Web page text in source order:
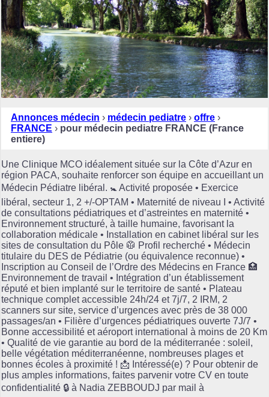
Annonces médecin › médecin pediatre › offre ›
FRANCE › pour médecin pediatre FRANCE (France
entiere)
Une Clinique MCO idéalement située sur la Côte d’Azur en
région PACA, souhaite renforcer son équipe en accueillant un
Médecin Pédiatre libéral. 🚼 Activité proposée • Exercice
libéral, secteur 1, 2 +/-OPTAM • Maternité de niveau I • Activité
de consultations pédiatriques et d’astreintes en maternité •
Environnement structuré, à taille humaine, favorisant la
collaboration médicale • Installation en cabinet libéral sur les
sites de consultation du Pôle 🥼 Profil recherché • Médecin
titulaire du DES de Pédiatrie (ou équivalence reconnue) •
Inscription au Conseil de l’Ordre des Médecins en France 🏥
Environnement de travail • Intégration d’un établissement
réputé et bien implanté sur le territoire de santé • Plateau
technique complet accessible 24h/24 et 7j/7, 2 IRM, 2
scanners sur site, service d’urgences avec près de 38 000
passages/an • Filière d’urgences pédiatriques ouverte 7J/7 •
Bonne accessibilité et aéroport international à moins de 20 Km
• Qualité de vie garantie au bord de la méditerranée : soleil,
belle végétation méditerranéenne, nombreuses plages et
bonnes écoles à proximité ! 📩 Intéressé(e) ? Pour obtenir de
plus amples informations, faites parvenir votre CV en toute
confidentialité 🔒 à Nadia ZEBBOUDJ par mail à